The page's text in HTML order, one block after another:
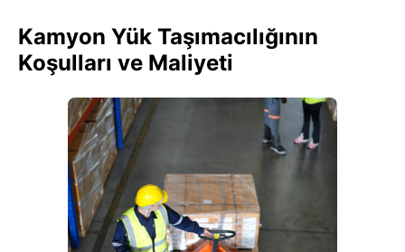
Kamyon Yük Taşımacılığının
Koşulları ve Maliyeti